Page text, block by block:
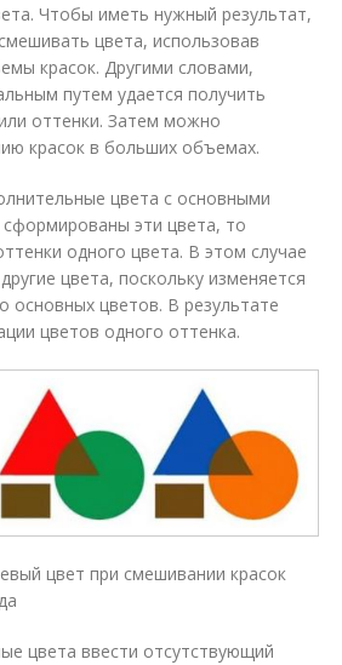
Чтобы иметь нужный результат,
цвета, использовав
красок. Другими словами,
путем удается получить
оттенки. Затем можно
красок в больших объемах.
цвета с основными
эти цвета, то
одного цвета. В этом случае
цвета, поскольку изменяется
основных цветов. В результате
цветов одного оттенка.
цвет при смешивании красок
цвета ввести отсутствующий